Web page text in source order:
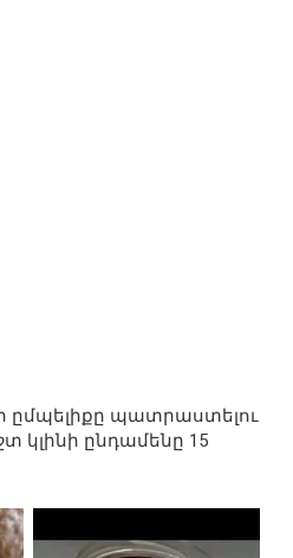
ըմպելիքը պատրաստելու
կլինի ընդամենը 15